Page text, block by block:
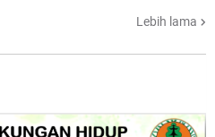
Lebih lama